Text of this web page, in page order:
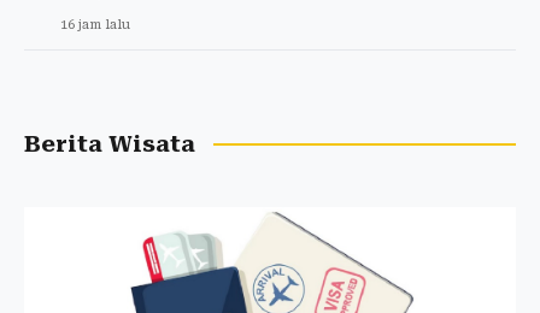
16 jam lalu
Berita Wisata